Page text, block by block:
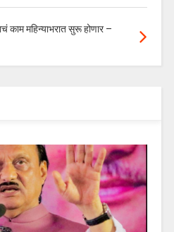
काम महिन्याभरात सुरू होणार –